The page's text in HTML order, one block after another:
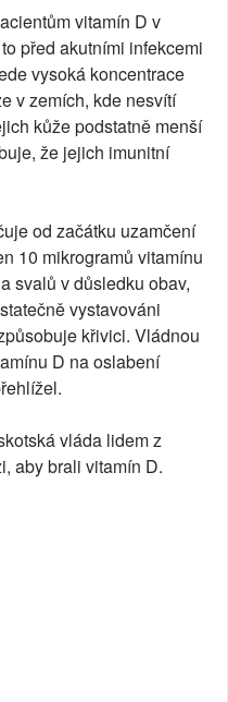
vitamín D v
před akutními infekcemi
vysoká koncentrace
v zemích, kde nesvítí
kůže podstatně menší
že jejich imunitní
od začátku uzamčení
10 mikrogramů vitamínu
svalů v důsledku obav,
vystavováni
křivici. Vládnou
D na oslabení
vláda lidem z
aby brali vitamín D.